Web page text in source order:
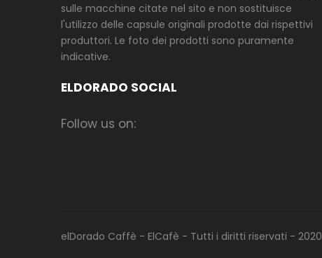
sulle macchine citate nel sito e non sostituisce
l'utilizzo delle capsule originali prodotte dai rispettivi
produttori. Le foto dei prodotti sono puramente
indicative.
ELDORADO SOCIAL
Follow us on:
elDorado Caffè - ElCafè - Tutti i diritti riservati - 2020